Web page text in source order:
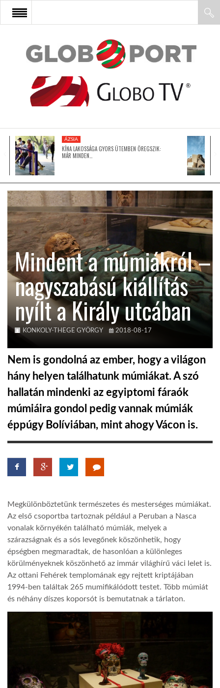
FŐOLDAL
AFRIKA
ÁZSIA
LATIN-AMERIKA
KÖZEL-KELET
AUSZTRÁLIA
A VILÁG ITTHON
MÉDIA
HÍR3D
TROPICALMAGAZIN
AFRIKA TUDÁSTÁR
A NAP SZÉPE
LINKTR.EE
LATIMO.HU
ÁZSIA
KÍNA LAKOSSÁGA GYORS ÜTEMBEN ÖREGSZIK:
MÁR MINDEN…
Mindent a múmiákról –
nagyszabású kiállítás
nyílt a Király utcában
KONKOLY-THEGE GYÖRGY 2018-08-17
Nem is gondolná az ember, hogy a világon
hány helyen találhatunk múmiákat. A szó
hallatán mindenki az egyiptomi fáraók
múmiáira gondol pedig vannak múmiák
éppúgy Bolíviában, mint ahogy Vácon is.
Megkülönböztetünk természetes és mesterséges múmiákat.
Az első csoportba tartoznak például a Peruban a Nasca
vonalak környékén található múmiák, melyek a
szárazságnak és a sós levegőnek köszönhetik, hogy
épségben megmaradtak, de hasonlóan a különleges
körülményeknek köszönhető az immár világhírű váci lelet is.
Az ottani Fehérek templomának egy rejtett kriptájában
1994-ben találtak 265 mumifikálódott testet. Több múmiát
és néhány díszes koporsót is bemutatnak a tárlaton.